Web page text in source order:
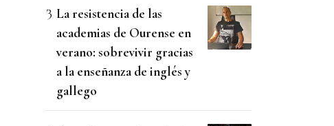
La resistencia de las
academias de Ourense en
verano: sobrevivir gracias
a la enseñanza de inglés y
gallego